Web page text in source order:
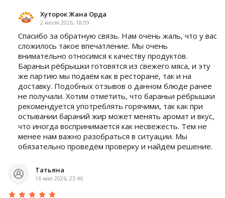
Хуторок Жана Орда
2 июля 2026, 18:09
Спасибо за обратную связь. Нам очень жаль, что у вас
сложилось такое впечатление. Мы очень
внимательно относимся к качеству продуктов.
Бараньи рёбрышки готовятся из свежего мяса, и эту
же партию мы подаём как в ресторане, так и на
доставку. Подобных отзывов о данном блюде ранее
не получали. Хотим отметить, что бараньи рёбрышки
рекомендуется употреблять горячими, так как при
остывании бараний жир может менять аромат и вкус,
что иногда воспринимается как несвежесть. Тем не
менее нам важно разобраться в ситуации. Мы
обязательно проведём проверку и найдём решение.
Татьяна
16 мая 2026, 23:46